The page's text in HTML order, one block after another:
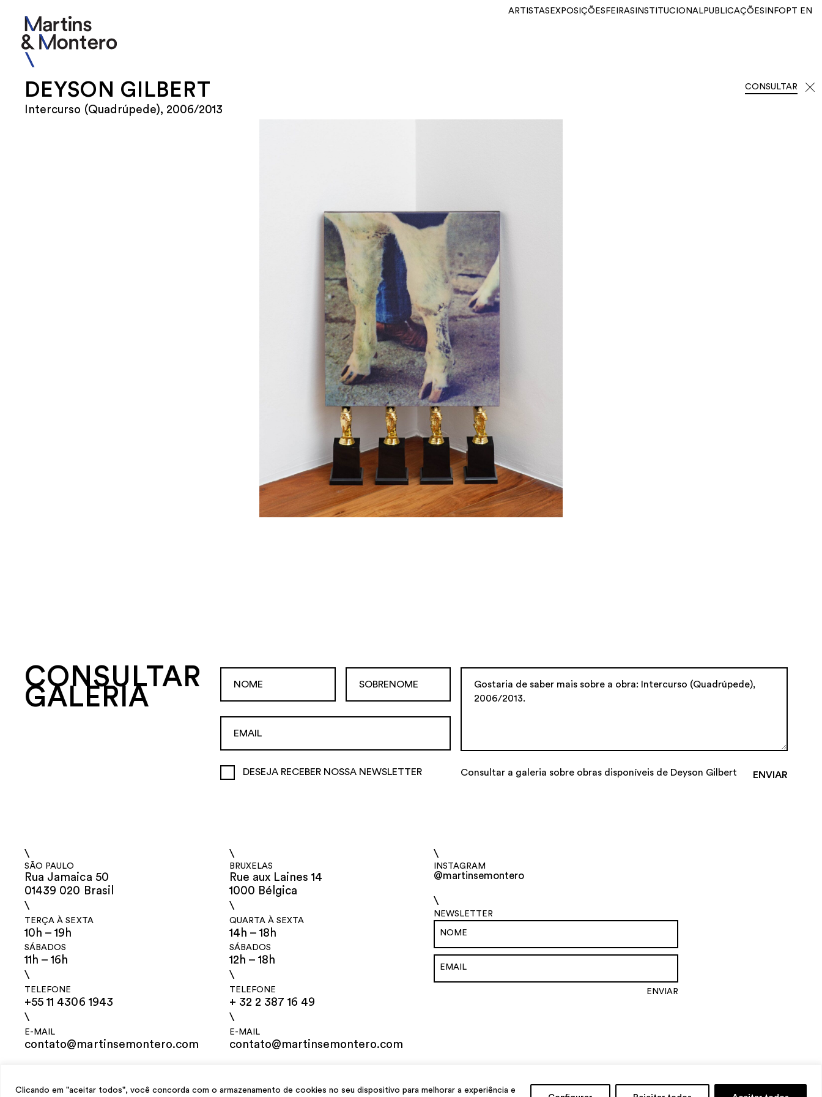
Clicando em "aceitar todos", você concorda com o armazenamento de cookies no seu dispositivo para melhorar a experiência e
ARTISTAS EXPOSIÇÕES FEIRAS INSTITUCIONAL PUBLICAÇÕES INFO PT EN
DEYSON GILBERT
Intercurso (Quadrúpede), 2006/2013
CONSULTAR
CONSULTAR
GALERIA
DESEJA RECEBER NOSSA NEWSLETTER Consultar a galeria sobre obras disponíveis de Deyson Gilbert
\
SÃO PAULO
Rua Jamaica 50
01439 020 Brasil
\
TERÇA À SEXTA
10h – 19h
SÁBADOS
11h – 16h
\
TELEFONE
+55 11 4306 1943
\
E-MAIL
contato@martinsemontero.com
\
BRUXELAS
Rue aux Laines 14
1000 Bélgica
\
QUARTA À SEXTA
14h – 18h
SÁBADOS
12h – 18h
\
TELEFONE
+ 32 2 387 16 49
\
E-MAIL
contato@martinsemontero.com
\
INSTAGRAM
@martinsemontero
\
NEWSLETTER